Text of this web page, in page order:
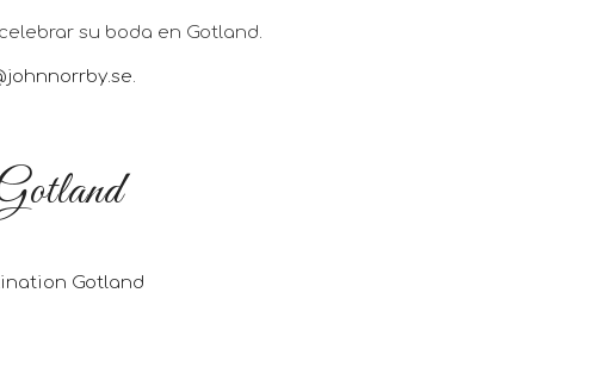
su boda en Gotland.
.
Gotland